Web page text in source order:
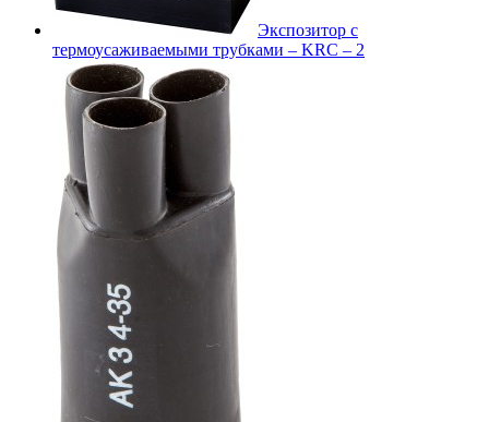
Экспозитор с
термоусаживаемыми трубками – KRC – 2